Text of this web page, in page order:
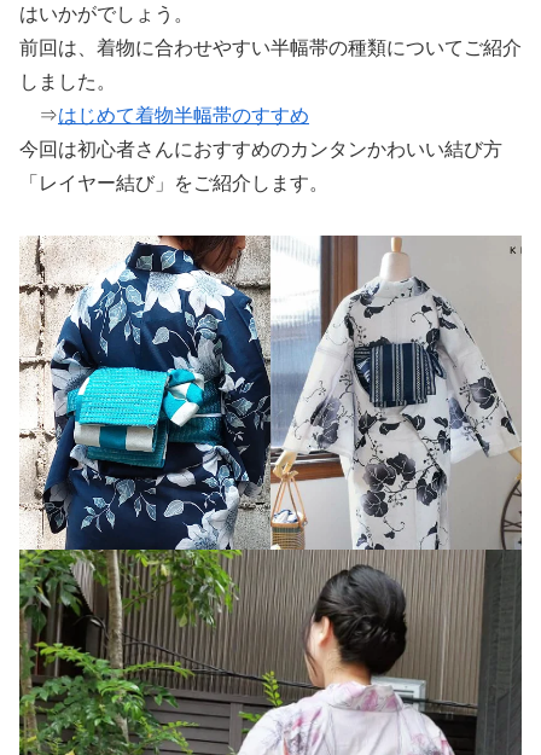
はいかがでしょう。
前回は、着物に合わせやすい半幅帯の種類についてご紹介
しました。
⇒はじめて着物半幅帯のすすめ
今回は初心者さんにおすすめのカンタンかわいい結び方
「レイヤー結び」をご紹介します。